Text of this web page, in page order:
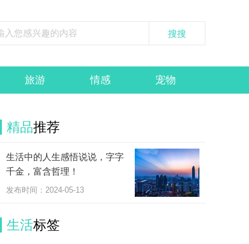
旅游 情感 宠物
精品推荐
生活中的人生感悟说说，字字
千金，富含哲理！
发布时间：2024-05-13
生活标签